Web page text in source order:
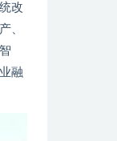
改
、
融